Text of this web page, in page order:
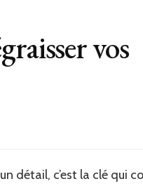
vos
détail, c’est la clé qui